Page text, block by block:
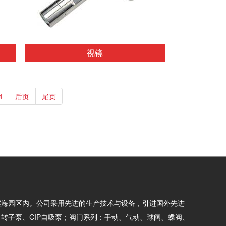
视镜
后页 尾页
园区内。公司采用先进的生产技术与设备，引进国外先进
泵、CIP自吸泵；阀门系列：手动、气动、球阀、蝶阀、